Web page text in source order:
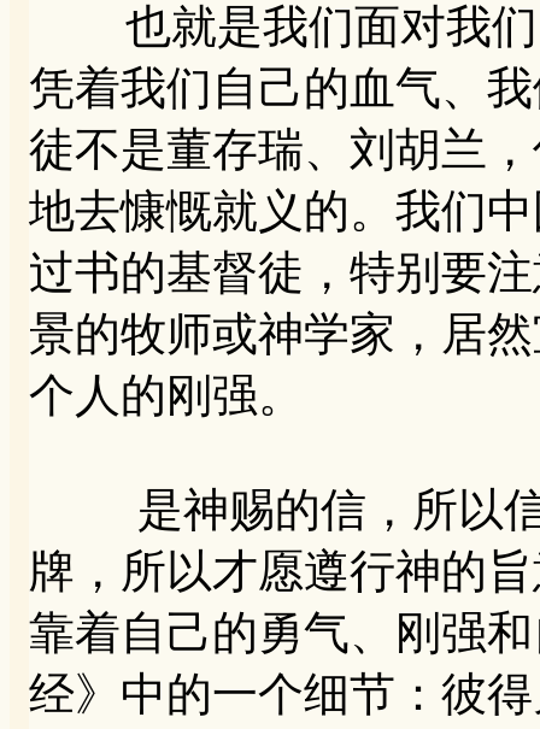
也就是我们面对我们
凭着我们自己的血气、
徒不是董存瑞、刘胡兰
地去慷慨就义的。我们
过书的基督徒，特别要
景的牧师或神学家，居
个人的刚强。
是神赐的信，所以信
牌，所以才愿遵行神的
靠着自己的勇气、刚强
经》中的一个细节：彼